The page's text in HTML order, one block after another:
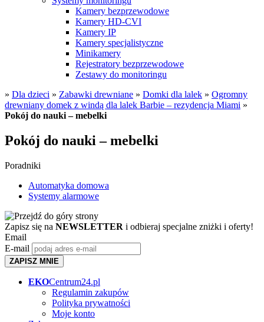
Kamery bezprzewodowe
Kamery HD-CVI
Kamery IP
Kamery specjalistyczne
Minikamery
Rejestratory bezprzewodowe
Zestawy do monitoringu
» Dla dzieci » Zabawki drewniane » Domki dla lalek » Ogromny
drewniany domek z windą dla lalek Barbie – rezydencja Miami »
Pokój do nauki – mebelki
Pokój do nauki – mebelki
Poradniki
Automatyka domowa
Systemy alarmowe
Zapisz się na NEWSLETTER i odbieraj specjalne zniżki i oferty!
Email
E-mail
ZAPISZ MNIE
EKOCentrum24.pl
Regulamin zakupów
Polityka prywatności
Moje konto